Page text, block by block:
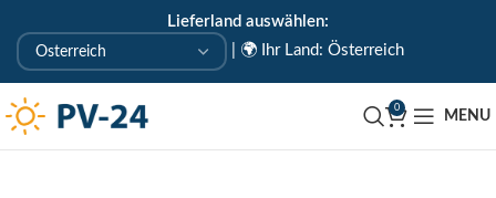
Lieferland auswählen:
🌍 Ihr Land: Österreich
0
MENU
KOSTENLOSE ABHOLUNG IN UNSEREM ABHOLLAGER
🇦🇹 Uderns/Zillertal/Tirol